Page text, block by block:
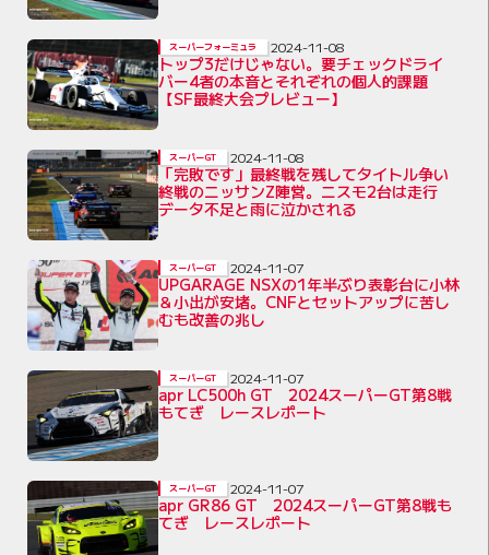
トップ3だけじゃない。要チェックドライ
バー4者の本音とそれぞれの個人的課題
【SF最終大会プレビュー】
スーパーフォーミュラ 2024-11-08
「完敗です」最終戦を残してタイトル争い
終戦のニッサンZ陣営。ニスモ2台は走行
データ不足と雨に泣かされる
スーパーGT 2024-11-08
UPGARAGE NSXの1年半ぶり表彰台に小林
＆小出が安堵。CNFとセットアップに苦し
むも改善の兆し
スーパーGT 2024-11-07
apr LC500h GT 2024スーパーGT第8戦
もてぎ レースレポート
スーパーGT 2024-11-07
apr GR86 GT 2024スーパーGT第8戦も
てぎ レースレポート
スーパーGT 2024-11-07